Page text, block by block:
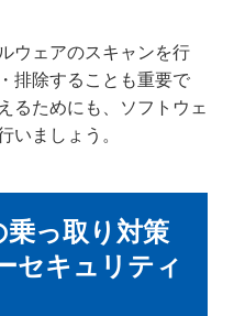
ウェアのスキャンを行
排除することも重要で
るためにも、ソフトウェ
いましょう。
っ取り対策
セキュリティ